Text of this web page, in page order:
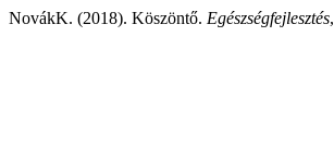
NovákK. (2018). Köszöntő. Egészségfejlesztés,